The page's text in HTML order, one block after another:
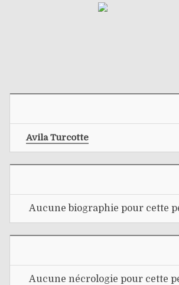
Avila Turcotte
Aucune biographie pour cette
Aucune nécrologie pour cette